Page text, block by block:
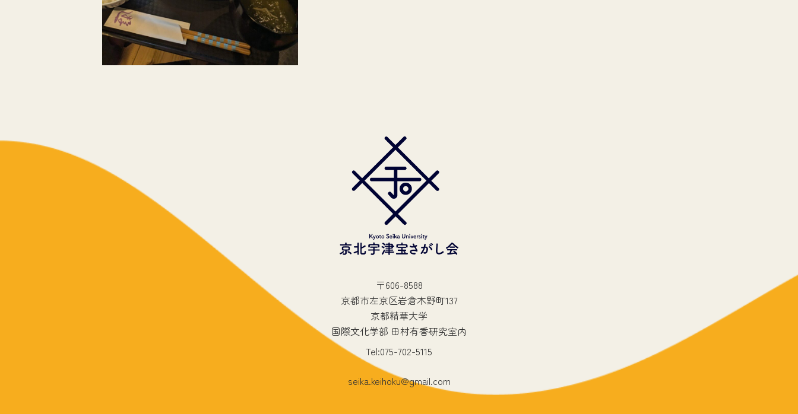
〒606-8588
京都市左京区岩倉木野町137
京都精華大学
国際文化学部 田村有香研究室内
Tel:075-702-5115
seika.keihoku@gmail.com